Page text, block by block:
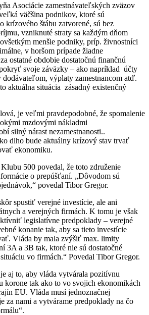
Asociácie zamestnávateľských zväzov
väčšina podnikov, ktoré sú
krízového štábu zatvorené, sú bez
vzniknuté straty sa každým dňom
menšie podniky, príp. živnostníci
v horšom prípade žiadne
ostatné obdobie dostatočnú finančnú
svoje záväzky – ako napríklad účty
dodávateľom, výplaty zamestnancom atď.
aktuálna situácia zásadný existenčný
je veľmi pravdepodobné, že spomalenie
mzdovými nákladmi
silný nárast nezamestnanosti..
dlho bude aktuálny krízový stav trvať
ekonomiku.
500 povedal, že toto združenie
o prepúšťaní. „Dôvodom sú
povedal Tibor Gregor.
spustiť verejné investície, ale ani
a verejných firmách. K tomu je však
legislatívne predpoklady – verejné
konanie tak, aby sa tieto investície
Vláda by mala zvýšiť max. limity
3A a 3B tak, ktoré nie sú dostatočné
vo firmách.“ Povedal Tibor Gregor.
aj to, aby vláda vytvárala pozitívnu
korone tak ako to vo svojich ekonomikách
EU. Vláda musí jednoznačnej
za nami a vytvárame predpoklady na čo